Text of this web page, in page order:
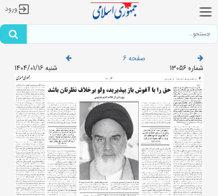
ورود
صفحه 6
شماره 13056
شنبه 1404/01/16